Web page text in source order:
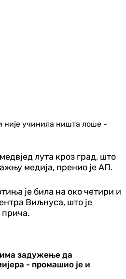
није учинила ништа лоше -
лута кроз град, што
медија, пренио је АП.
је била на око четири и
Виљнуса, што је
прича.
задужење да
- промашио је и